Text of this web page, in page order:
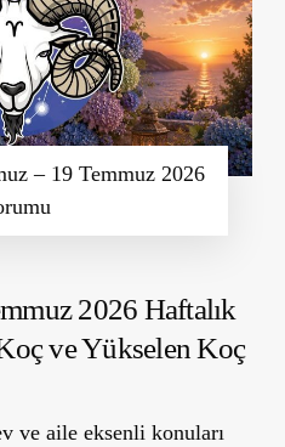
– 19 Temmuz 2026
2026 Haftalık
ve Yükselen Koç
ve aile eksenli konuları